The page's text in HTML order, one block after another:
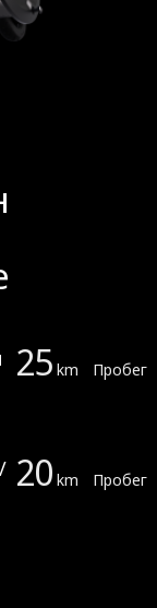
25 km Пробег
20 km Пробег